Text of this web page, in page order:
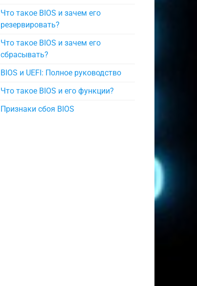
Что такое BIOS и зачем его
резервировать?
Что такое BIOS и зачем его
сбрасывать?
BIOS и UEFI: Полное руководство
Что такое BIOS и его функции?
Признаки сбоя BIOS